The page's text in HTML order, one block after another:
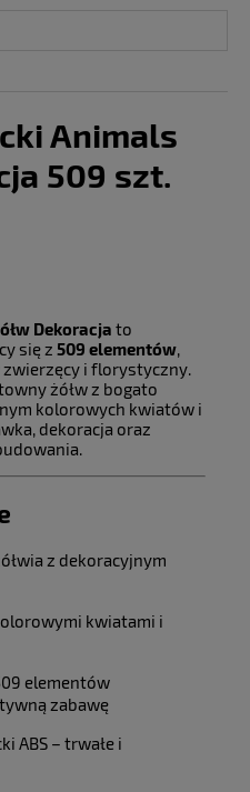
kosztów płatności
Animals
509 szt.
Dekoracja to
się z 509 elementów,
i florystyczny.
żółw z bogato
kolorowych kwiatów i
dekoracja oraz
z dekoracyjnym
kwiatami i
elementów
zabawę
ABS – trwałe i